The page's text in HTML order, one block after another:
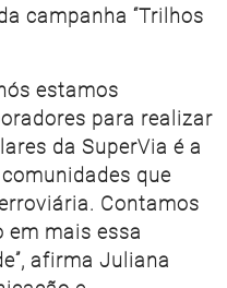
campanha “Trilhos
estamos
para realizar
da SuperVia é a
que
Contamos
em mais essa
afirma Juliana